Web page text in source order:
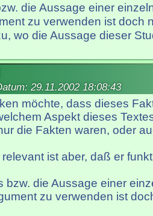
die Aussage einer
zu verwenden ist doch
wo die Aussage dieser
29.11.2002 18:08:43
möchte, dass dieses
Aspekt dieses
die Fakten waren, oder
ist aber, daß er
bzw. die Aussage einer
zu verwenden ist